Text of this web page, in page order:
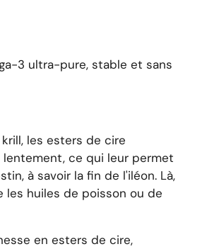
3 ultra-pure, stable et sans
les esters de cire
ce qui leur permet
à savoir la fin de l'iléon. Là,
huiles de poisson ou de
en esters de cire,